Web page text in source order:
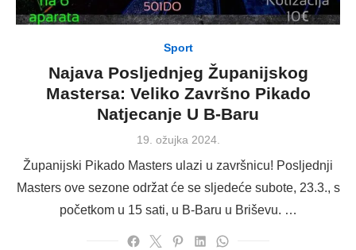
Sport
Najava Posljednjeg Županijskog
Mastersa: Veliko Završno Pikado
Natjecanje U B-Baru
Posted
19. ožujka 2024.
Županijski Pikado Masters ulazi u završnicu! Posljednji
Masters ove sezone održat će se sljedeće subote, 23.3., s
početkom u 15 sati, u B-Baru u Briševu. …